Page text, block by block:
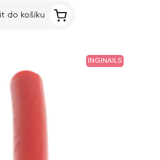
do košíku
INGINAILS